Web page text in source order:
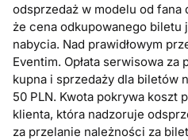
odsprzedaż w modelu od fana
że cena odkupowanego biletu
nabycia. Nad prawidłowym
Eventim. Opłata serwisowa
kupna i sprzedaży dla biletów
50 PLN. Kwota pokrywa koszt
klienta, która nadzoruje
za przelanie należności za